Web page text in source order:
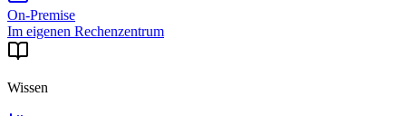
On-Premise
Im eigenen Rechenzentrum
Wissen